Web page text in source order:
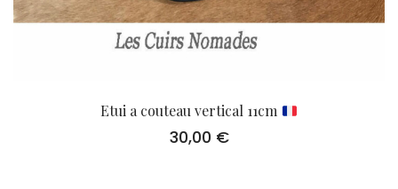
Etui a couteau vertical 11cm
30,00 €